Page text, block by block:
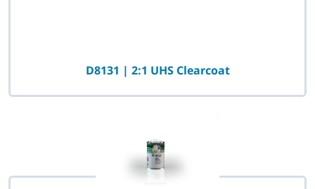
D8131 | 2:1 UHS Clearcoat